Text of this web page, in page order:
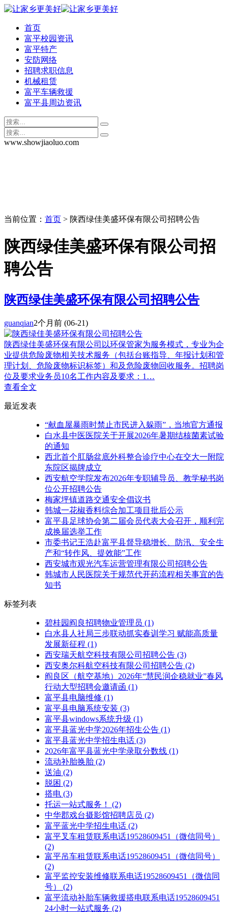
首页
富平校园资讯
富平特产
安防网络
招聘求职信息
机械租赁
富平车辆救援
富平县周边资讯
www.showjiaoluo.com
当前位置： 首页 > 陕西绿佳美盛环保有限公司招聘公告
陕西绿佳美盛环保有限公司招
聘公告
陕西绿佳美盛环保有限公司招聘公告
guanqian2个月前 (06-21)
陕西绿佳美盛环保有限公司以环保管家为服务模式，专业为企
业提供危险废物相关技术服务（包括台账指导、年报计划和管
理计划、危险废物标识标签）和及危险废物回收服务。招聘岗
位及要求业务员10名工作内容及要求：1…
查看全文
最近发表
“献血屋暴雨时禁止市民进入躲雨”，当地官方通报
白水县中医医院关于开展2026年暑期结核菌素试验
的通知
西北首个肛肠盆底外科整合诊疗中心在交大一附院
东院区揭牌成立
西安航空学院发布2026年专职辅导员、教学秘书岗
位公开招聘公告
梅家坪镇道路交通安全倡议书
韩城一花椒香料综合加工项目批后公示
富平县足球协会第二届会员代表大会召开，顺利完
成换届选举工作
市委书记王浩赴富平县督导稳增长、防汛、安全生
产和“转作风、提效能”工作
西安城市观光汽车运营管理有限公司招聘公告
韩城市人民医院关于规范代开药流程相关事宜的告
知书
标签列表
碧桂园阎良招聘物业管理员 (1)
白水县人社局三步联动抓实春训学习 赋能高质量
发展新征程 (1)
西安瑞天航空科技有限公司招聘公告 (3)
西安奥尔科航空科技有限公司招聘公告 (2)
阎良区（航空基地）2026年“慧民润企稳就业”春风
行动大型招聘会邀请函 (1)
富平县电脑维修 (1)
富平县电脑系统安装 (3)
富平县windows系统升级 (1)
富平县蓝光中学2026年招生公告 (1)
富平县蓝光中学招生电话 (3)
2026年富平县蓝光中学录取分数线 (1)
流动补胎换胎 (2)
送油 (2)
脱困 (2)
搭电 (3)
托运一站式服务！
(2)
中华郡戏台摄影馆招聘店员 (2)
富平蓝光中学招生电话 (2)
富平叉车租赁联系电话19528609451（微信同号）
(2)
富平吊车租赁联系电话19528609451（微信同号）
(2)
富平监控安装维修联系电话19528609451（微信同
号）
(2)
富平流动补胎车辆救援搭电联系电话19528609451
24小时一站式服务 (2)